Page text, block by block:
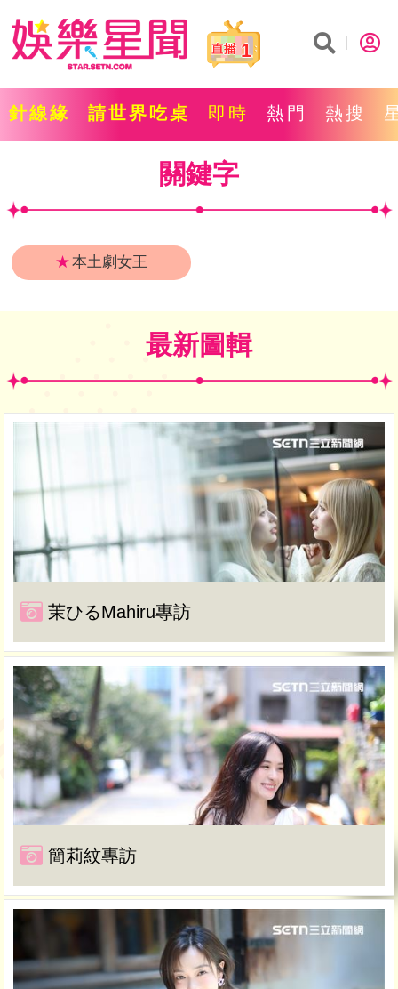
1
針線緣 請世界吃桌 即時 熱門 熱搜
關鍵字
★本土劇女王
最新圖輯
茉ひるMahiru專訪
簡莉紋專訪